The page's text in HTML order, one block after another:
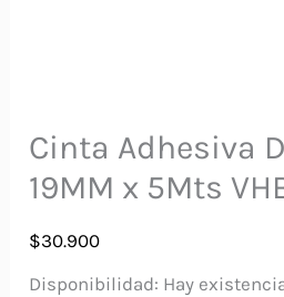
Cinta Adhesiva
19MM x 5Mts
$30.900
Disponibilidad: Hay